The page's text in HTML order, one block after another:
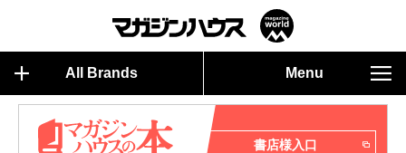
All Brands Menu
書店様入口